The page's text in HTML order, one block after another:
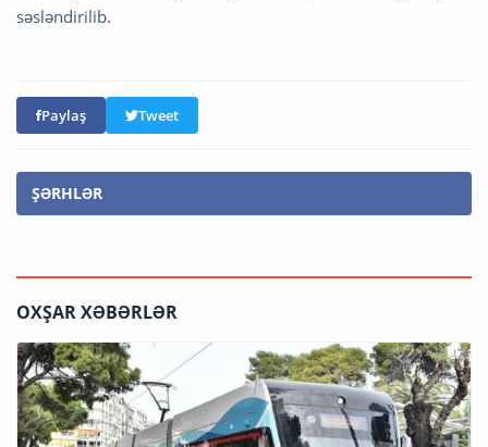
səsləndirilib.
Paylaş Tweet
ŞƏRHLƏR
OXŞAR XƏBƏRLƏR